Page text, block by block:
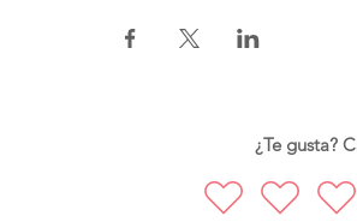
¿Te gusta?